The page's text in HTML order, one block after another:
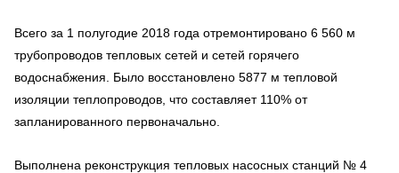
Всего за 1 полугодие 2018 года отремонтировано 6 560 м
трубопроводов тепловых сетей и сетей горячего
водоснабжения. Было восстановлено 5877 м тепловой
изоляции теплопроводов, что составляет 110% от
запланированного первоначально.
Выполнена реконструкция тепловых насосных станций № 4